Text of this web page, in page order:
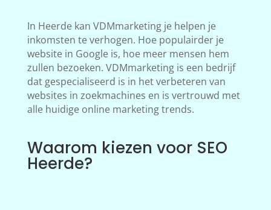
In Heerde kan VDMmarketing je helpen je
inkomsten te verhogen. Hoe populairder je
website in Google is, hoe meer mensen hem
zullen bezoeken. VDMmarketing is een bedrijf
dat gespecialiseerd is in het verbeteren van
websites in zoekmachines en is vertrouwd met
alle huidige online marketing trends.
Waarom kiezen voor SEO
Heerde?